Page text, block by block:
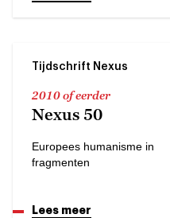
Tijdschrift Nexus
2010 of eerder
Nexus 50
Europees humanisme in
fragmenten
Lees meer